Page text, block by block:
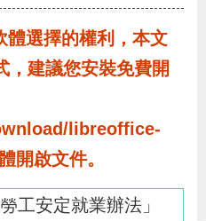
體選擇的權利，本文
，建議您安裝免費開
libreoffice-
開啟文件。
工安定就業辦法」